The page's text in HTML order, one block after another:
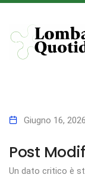
Giugno 16, 2026
Post
Un dato critico è